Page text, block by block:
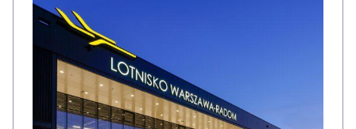
Deklaracja dostępności